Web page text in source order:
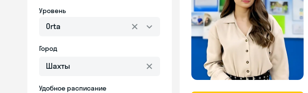
Уровень
Orta
Город
Удобное расписание